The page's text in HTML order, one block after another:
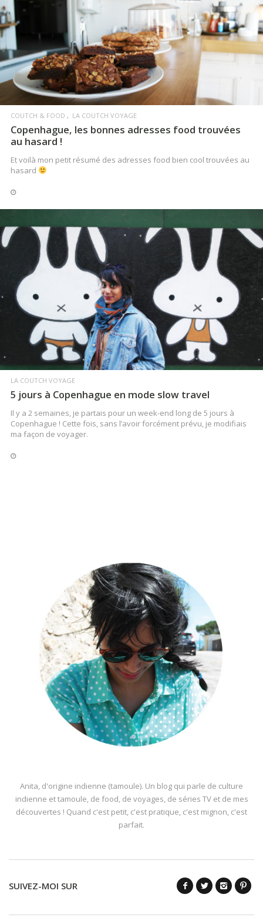
LIRE LA SUITE
COUTCH & FOOD LA COUTCH VOYAGE
Copenhague, les bonnes adresses food trouvées
au hasard !
Et voilà mon petit résumé des adresses food bien cool trouvées au
hasard
LIRE LA SUITE
LA COUTCH VOYAGE
5 jours à Copenhague en mode slow travel
Il y a 2 semaines, je partais pour un week-end long de 5 jours à
Copenhague ! Cette fois, sans l’avoir forcément prévu, je modifiais
ma façon de voyager.
Anita, d'origine indienne (tamoule). Un blog qui parle de culture
indienne et tamoule, de food, de voyages, de séries TV et de mes
découvertes ! Quand c'est petit, c'est pratique, c'est mignon, c'est
parfait.
SUIVEZ-MOI SUR